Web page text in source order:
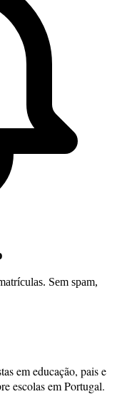
Sem spam,
em educação, pais e
escolas em Portugal.